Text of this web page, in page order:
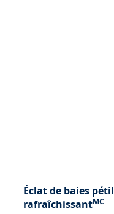
Éclat de baies
rafraîchissantMC